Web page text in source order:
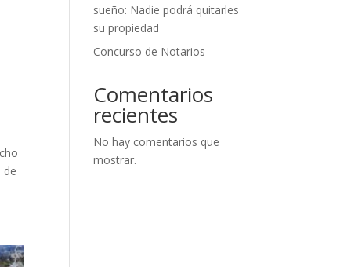
de
sueño: Nadie podrá quitarles
su propiedad
Concurso de Notarios
Comentarios
recientes
No hay comentarios que
mostrar.